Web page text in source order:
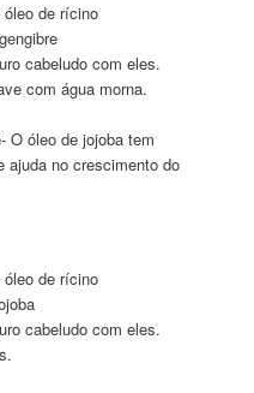
de rícino
cabeludo com eles.
com água morna.
O óleo de jojoba tem
ajuda no crescimento do
de rícino
cabeludo com eles.